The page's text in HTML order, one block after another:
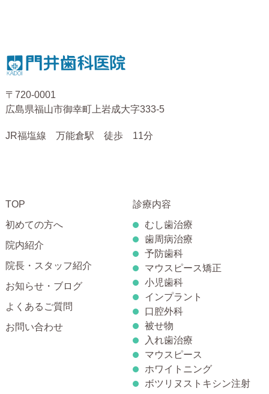
〒720-0001
広島県福山市御幸町上岩成大字333-5
JR福塩線 万能倉駅 徒歩 11分
TOP
初めての方へ
院内紹介
院長・スタッフ紹介
お知らせ・ブログ
よくあるご質問
お問い合わせ
診療内容
むし歯治療
歯周病治療
予防歯科
マウスピース矯正
小児歯科
インプラント
口腔外科
被せ物
入れ歯治療
マウスピース
ホワイトニング
ボツリヌストキシン注射